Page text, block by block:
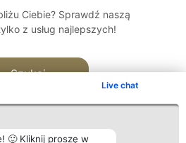
Live chat
🙂 Kliknij proszę w
Ciebie? Sprawdź naszą
z usług najlepszych!
Szukaj